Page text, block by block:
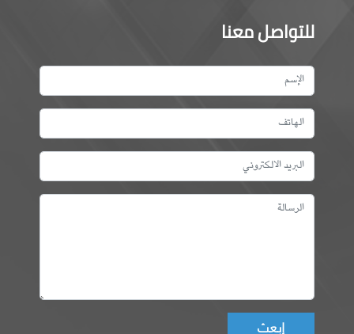
للتواصل معنا